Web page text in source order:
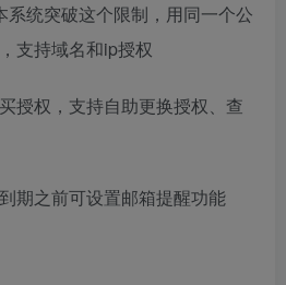
统突破这个限制，用同一个公
支持域名和ip授权
授权，支持自助更换授权、查
期之前可设置邮箱提醒功能